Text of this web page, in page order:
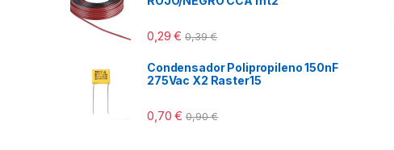
0,29€ 0,39€
Condensador Polipropileno 150nF
275Vac X2 Raster15
0,70€ 0,90€